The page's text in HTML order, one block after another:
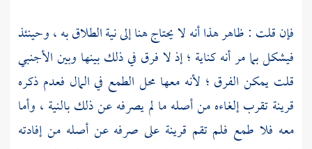
فإن قلت : ظاهر هذا أنه لا يحتاج هنا إلى نية الطلاق به ، وحينئذ
فيشكل بما مر أنه كناية ؛ إذ لا فرق في ذلك بينها وبين الأجنبي
قلت يمكن الفرق ؛ لأنه معها محل الطمع في المال فعدم ذكره
قرينة تقرب إلغاءه من أصله ما لم يصرفه عن ذلك بالنية ، وأما
معه فلا طمع فلم تقم قرينة على صرفه عن أصله من إفادته